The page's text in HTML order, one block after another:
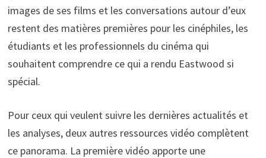
images de ses films et les conversations autour d’eux
restent des matières premières pour les cinéphiles, les
étudiants et les professionnels du cinéma qui
souhaitent comprendre ce qui a rendu Eastwood si
spécial.
Pour ceux qui veulent suivre les dernières actualités et
les analyses, deux autres ressources vidéo complètent
ce panorama. La première vidéo apporte une